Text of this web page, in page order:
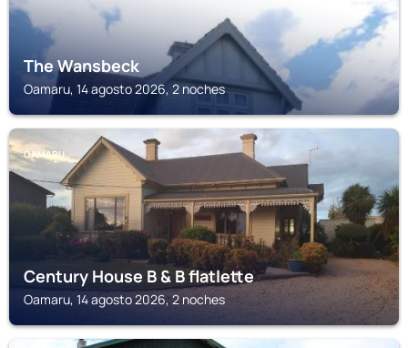
The Wansbeck
Oamaru, 14 agosto 2026, 2 noches
OAMARU
Century House B & B flatlette
Oamaru, 14 agosto 2026, 2 noches